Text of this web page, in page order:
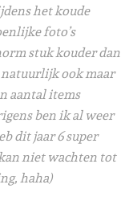
het koude
foto’s
stuk kouder dan
natuurlijk ook maar
aantal items
ben ik al weer
dit jaar 6 super
niet wachten tot
haha)